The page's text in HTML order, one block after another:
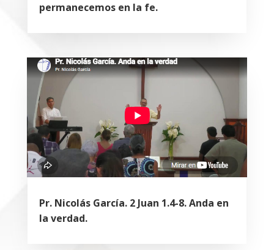
permanecemos en la fe.
Pr. Nicolás García. 2 Juan 1.4-8. Anda en
la verdad.